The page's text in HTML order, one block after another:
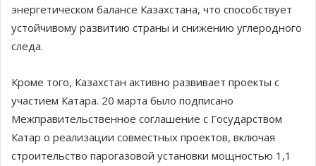
энергетическом балансе Казахстана, что способствует
устойчивому развитию страны и снижению углеродного
следа.
Кроме того, Казахстан активно развивает проекты с
участием Катара. 20 марта было подписано
Межправительственное соглашение с Государством
Катар о реализации совместных проектов, включая
строительство парогазовой установки мощностью 1,1